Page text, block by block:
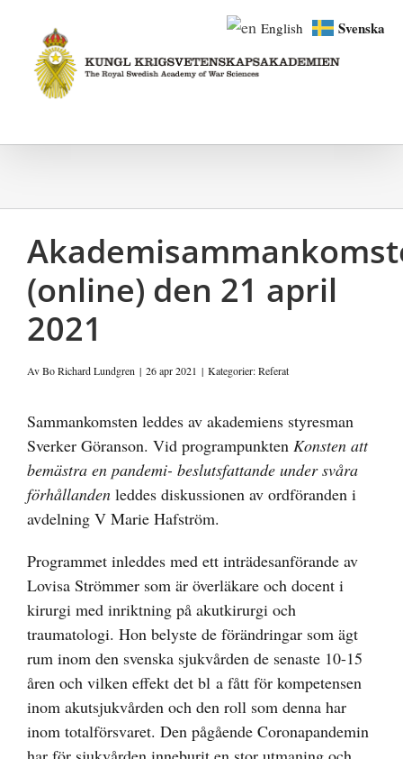
innehållet
(online) den 21 april
2021
AvBo Richard Lundgren | 26 apr 2021 | Kategorier:Referat
Sammankomsten leddes av akademiens styresman
Sverker Göranson. Vid programpunkten Konsten att
bemästra en pandemi- beslutsfattande under svåra
förhållanden leddes diskussionen av ordföranden i
avdelning V Marie Hafström.
Programmet inleddes med ett inträdesanförande av
Lovisa Strömmer som är överläkare och docent i
kirurgi med inriktning på akutkirurgi och
traumatologi. Hon belyste de förändringar som ägt
rum inom den svenska sjukvården de senaste 10-15
åren och vilken effekt det bl a fått för kompetensen
inom akutsjukvården och den roll som denna har
inom totalförsvaret. Den pågående Coronapandemin
English Svenska